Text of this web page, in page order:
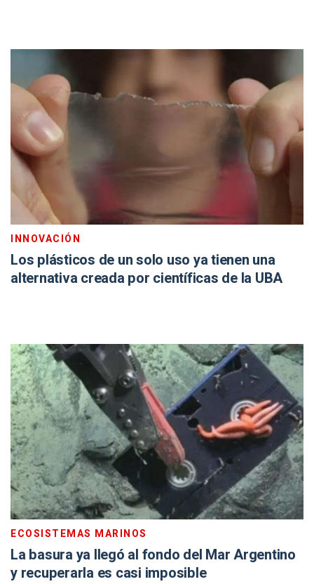
INNOVACIÓN
Los plásticos de un solo uso ya tienen una
alternativa creada por científicas de la UBA
ECOSISTEMAS MARINOS
La basura ya llegó al fondo del Mar Argentino
y recuperarla es casi imposible